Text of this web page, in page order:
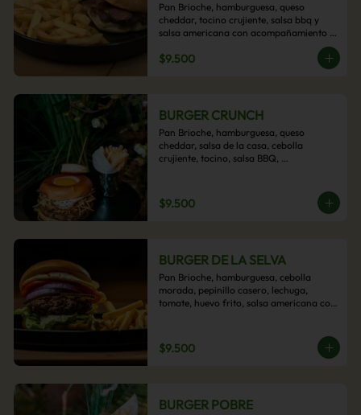
Pan Brioche, hamburguesa, queso
cheddar, tocino crujiente, salsa bbq y
salsa americana con acompañamiento
$9.500
BURGER CRUNCH
Pan Brioche, hamburguesa, queso
cheddar, salsa de la casa, cebolla
crujiente, tocino, salsa BBQ,
$9.500
BURGER DE LA SELVA
Pan Brioche, hamburguesa, cebolla
morada, pepinillo casero, lechuga,
tomate, huevo frito, salsa americana con
$9.500
BURGER POBRE